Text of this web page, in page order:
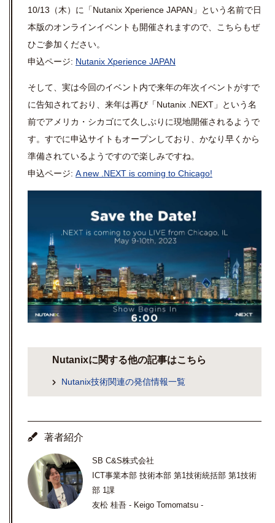
10/13（木）に「Nutanix Xperience JAPAN」という名前で日
本版のオンラインイベントも開催されますので、こちらもぜ
ひご参加ください。
申込ページ: Nutanix Xperience JAPAN
そして、実は今回のイベント内で来年の年次イベントがすで
に告知されており、来年は再び「Nutanix .NEXT」という名
前でアメリカ・シカゴにて久しぶりに現地開催されるようで
す。すでに申込サイトもオープンしており、かなり早くから
準備されているようですので楽しみですね。
申込ページ: A new .NEXT is coming to Chicago!
Nutanixに関する他の記事はこちら
Nutanix技術関連の発信情報一覧
著者紹介
SB C&S株式会社
ICT事業本部 技術本部 第1技術統括部 第1技術
部 1課
友松 桂吾 - Keigo Tomomatsu -